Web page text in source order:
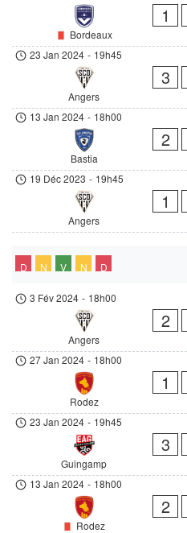
Bordeaux
1
23 Jan 2024 - 19h45
Angers
3
13 Jan 2024 - 18h00
Bastia
2
19 Déc 2023 - 19h45
Angers
1
D N V N D
3 Fév 2024 - 18h00
Angers
2
27 Jan 2024 - 18h00
Rodez
1
23 Jan 2024 - 19h45
Guingamp
3
13 Jan 2024 - 18h00
Rodez
2